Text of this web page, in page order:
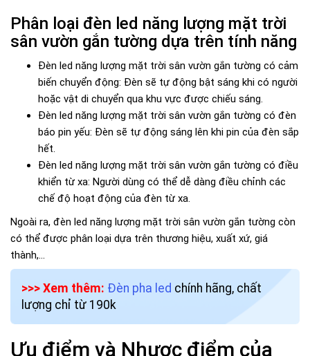
Phân loại đèn led năng lượng mặt trời
sân vườn gắn tường dựa trên tính năng
Đèn led năng lượng mặt trời sân vườn gắn tường có cảm
biến chuyển động: Đèn sẽ tự động bật sáng khi có người
hoặc vật di chuyển qua khu vực được chiếu sáng.
Đèn led năng lượng mặt trời sân vườn gắn tường có đèn
báo pin yếu: Đèn sẽ tự động sáng lên khi pin của đèn sắp
hết.
Đèn led năng lượng mặt trời sân vườn gắn tường có điều
khiển từ xa: Người dùng có thể dễ dàng điều chỉnh các
chế độ hoạt động của đèn từ xa.
Ngoài ra, đèn led năng lượng mặt trời sân vườn gắn tường còn
có thể được phân loại dựa trên thương hiệu, xuất xứ, giá
thành,...
>>> Xem thêm: Đèn pha led chính hãng, chất
lượng chỉ từ 190k
Ưu điểm và Nhược điểm của